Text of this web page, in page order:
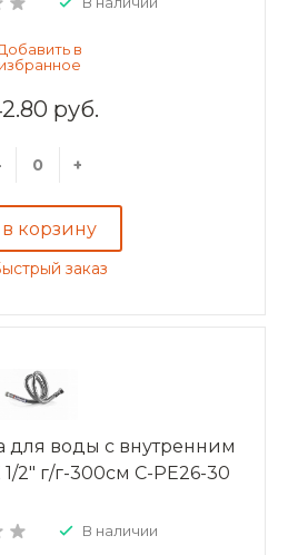
руб.
+
в корзину
заказ
для воды с внутренним
2" г/г-300см C-PE26-30
В наличии